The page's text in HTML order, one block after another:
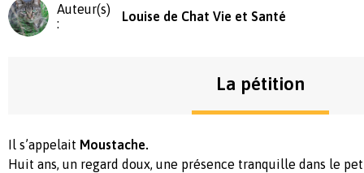
Auteur(s)
:
Louise de Chat Vie et Santé
La pétition
Il s’appelait Moustache.
Huit ans, un regard doux, une présence tranquille dans le